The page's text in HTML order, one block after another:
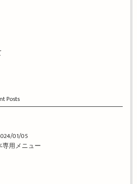
Posts
01/05
専用メニュー